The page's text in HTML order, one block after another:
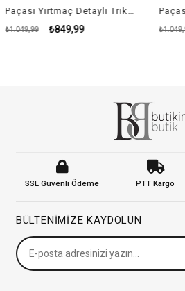
Paçası Yırtmaç Detaylı Triko Takım - KREM RENK
₺849,99 ₺1.049,99
SSL Güvenli Ödeme PTT Kargo
BÜLTENIMIZE KAYDOLUN